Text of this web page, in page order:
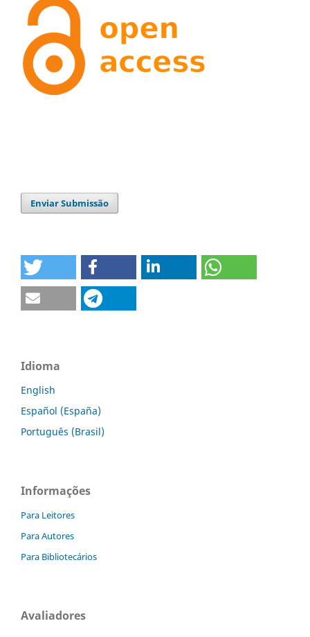
Enviar Submissão
Idioma
English
Español (España)
Português (Brasil)
Informações
Para Leitores
Para Autores
Para Bibliotecários
Avaliadores